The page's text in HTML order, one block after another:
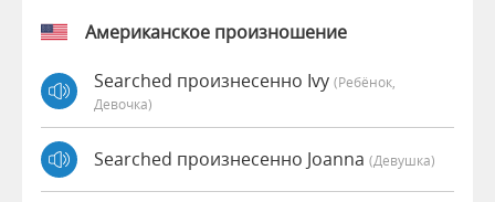
Американское произношение
Searched произнесенно Ivy (Ребёнок,
Девочка)
Searched произнесенно Joanna (девушка)